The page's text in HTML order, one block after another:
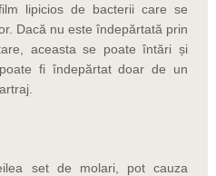
lipicios de bacterii care se
Dacă nu este îndepărtată prin
aceasta se poate întări și
fi îndepărtat doar de un
set de molari, pot cauza